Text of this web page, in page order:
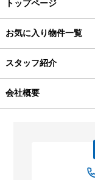
トップページ
お気に入り物件一覧
スタッフ紹介
会社概要